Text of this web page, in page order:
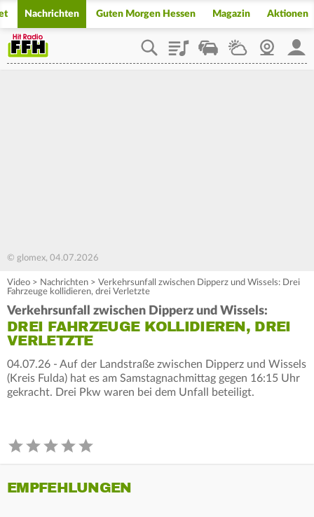
Nachrichten Guten Morgen Hessen Magazin Aktionen
PlaylistStaupilotWetterWebcam
© glomex, 04.07.2026
Video > Nachrichten > Verkehrsunfall zwischen Dipperz und Wissels: Drei
Fahrzeuge kollidieren, drei Verletzte
Verkehrsunfall zwischen Dipperz und Wissels:
DREI FAHRZEUGE KOLLIDIEREN, DREI
VERLETZTE
04.07.26 - Auf der Landstraße zwischen Dipperz und Wissels
(Kreis Fulda) hat es am Samstagnachmittag gegen 16:15 Uhr
gekracht. Drei Pkw waren bei dem Unfall beteiligt.
EMPFEHLUNGEN